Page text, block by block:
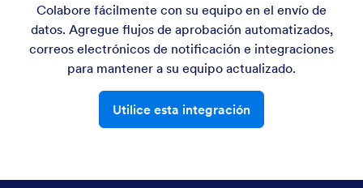
Colabore fácilmente con su equipo en el envío de
datos. Agregue flujos de aprobación automatizados,
correos electrónicos de notificación e integraciones
para mantener a su equipo actualizado.
Utilice esta integración